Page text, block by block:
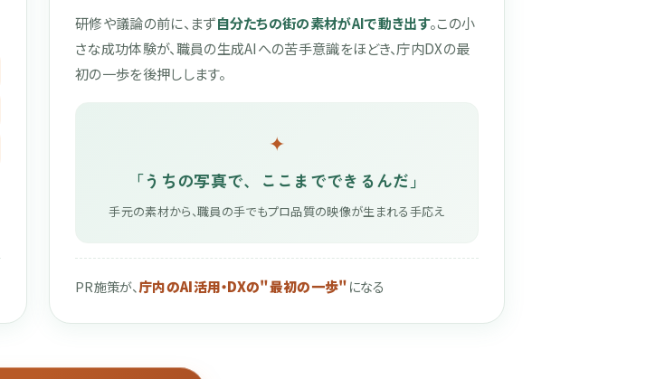
研修や議論の前に、まず自分たちの街の素材がAIで動き出す。この小
さな成功体験が、職員の生成AIへの苦手意識をほどき、庁内DXの最
初の一歩を後押しします。
✦
「うちの写真で、ここまでできるんだ」
手元の素材から、職員の手でもプロ品質の映像が生まれる手応え
PR施策が、庁内のAI活用・DXの"最初の一歩"になる